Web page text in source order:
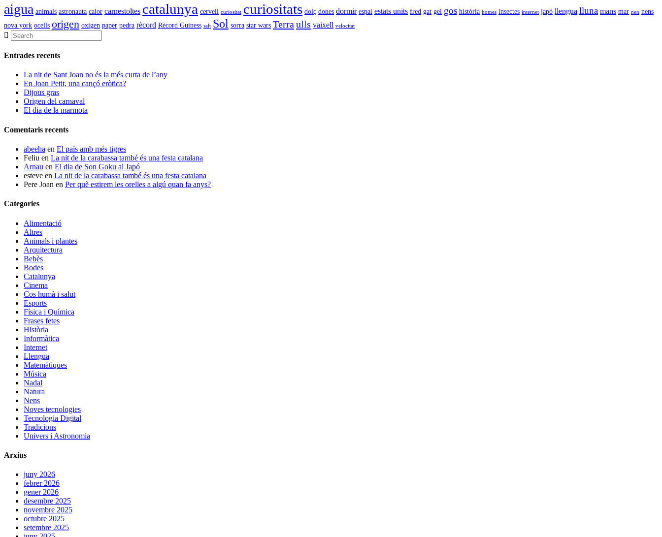
aigua animals astronauta calor carnestoltes catalunya cervell curiositat curiositats dolç dones dormir espai estats units fred gat gel gos història homes insectes internet japó llengua lluna mans mar nen nens
nova york ocells origen oxigen paper pedra rècord Rècord Guiness salt Sol sorra star wars Terra ulls vaixell velocitat
Entrades recents
La nit de Sant Joan no és la més curta de l’any
En Joan Petit, una cançó eròtica?
Dijous gras
Origen del carnaval
El dia de la marmota
Comentaris recents
abeeha en El país amb més tigres
Feliu en La nit de la carabassa també és una festa catalana
Arnau en El dia de Son Goku al Japó
esteve en La nit de la carabassa també és una festa catalana
Pere Joan en Per què estirem les orelles a algú quan fa anys?
Categories
Alimentació
Altres
Animals i plantes
Arquitectura
Bebès
Bodes
Catalunya
Cinema
Cos humà i salut
Esports
Física i Química
Frases fetes
Història
Informàtica
Internet
Llengua
Matemàtiques
Música
Nadal
Natura
Nens
Noves tecnologies
Tecnologia Digital
Tradicions
Univers i Astronomia
Arxius
juny 2026
febrer 2026
gener 2026
desembre 2025
novembre 2025
octubre 2025
setembre 2025